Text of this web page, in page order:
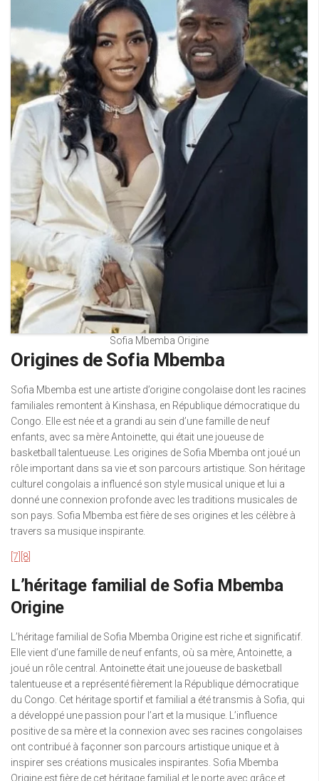
Sofia Mbemba Origine
Origines de Sofia Mbemba
Sofia Mbemba est une artiste d’origine congolaise dont les racines
familiales remontent à Kinshasa, en République démocratique du
Congo. Elle est née et a grandi au sein d’une famille de neuf
enfants, avec sa mère Antoinette, qui était une joueuse de
basketball talentueuse. Les origines de Sofia Mbemba ont joué un
rôle important dans sa vie et son parcours artistique. Son héritage
culturel congolais a influencé son style musical unique et lui a
donné une connexion profonde avec les traditions musicales de
son pays. Sofia Mbemba est fière de ses origines et les célèbre à
travers sa musique inspirante.
[7] [8]
L’héritage familial de Sofia Mbemba
Origine
L’héritage familial de Sofia Mbemba Origine est riche et significatif.
Elle vient d’une famille de neuf enfants, où sa mère, Antoinette, a
joué un rôle central. Antoinette était une joueuse de basketball
talentueuse et a représenté fièrement la République démocratique
du Congo. Cet héritage sportif et familial a été transmis à Sofia, qui
a développé une passion pour l’art et la musique. L’influence
positive de sa mère et la connexion avec ses racines congolaises
ont contribué à façonner son parcours artistique unique et à
inspirer ses créations musicales inspirantes. Sofia Mbemba
Origine est fière de cet héritage familial et le porte avec grâce et